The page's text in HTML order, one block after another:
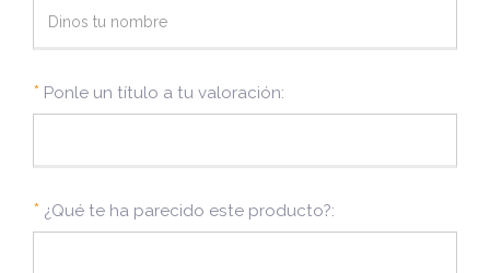
* Ponle un título a tu valoración:
* ¿Qué te ha parecido este producto?: